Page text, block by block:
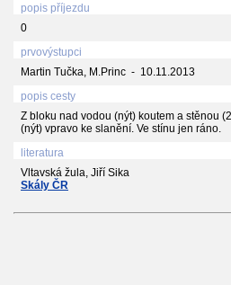
popis příjezdu
0
prvovýstupci
Martin Tučka, M.Princ - 10.11.2013
popis cesty
Z bloku nad vodou (nýt) koutem a stěnou
(nýt) vpravo ke slanění. Ve stínu jen ráno.
literatura
Vltavská žula, Jiří Sika
Skály ČR